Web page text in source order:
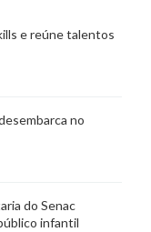
e reúne talentos
no
do Senac
infantil